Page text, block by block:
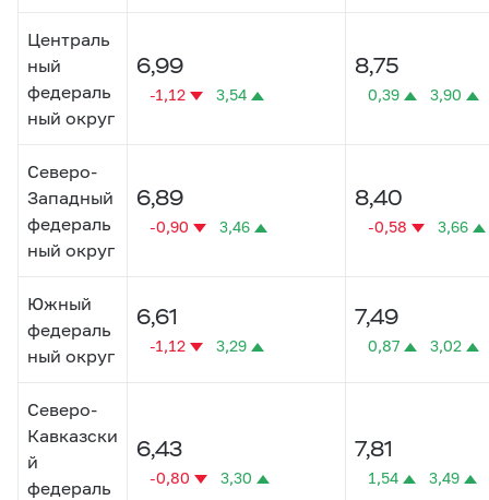
Централь
ный
федераль
ный округ
6,99
-1,12 3,54
8,75
0,39 3,90
Северо-
Западный
федераль
ный округ
6,89
-0,90 3,46
8,40
-0,58 3,66
Южный
федераль
ный округ
6,61
-1,12 3,29
7,49
0,87 3,02
Северо-
Кавказски
й
федераль
6,43
-0,80 3,30
7,81
1,54 3,49